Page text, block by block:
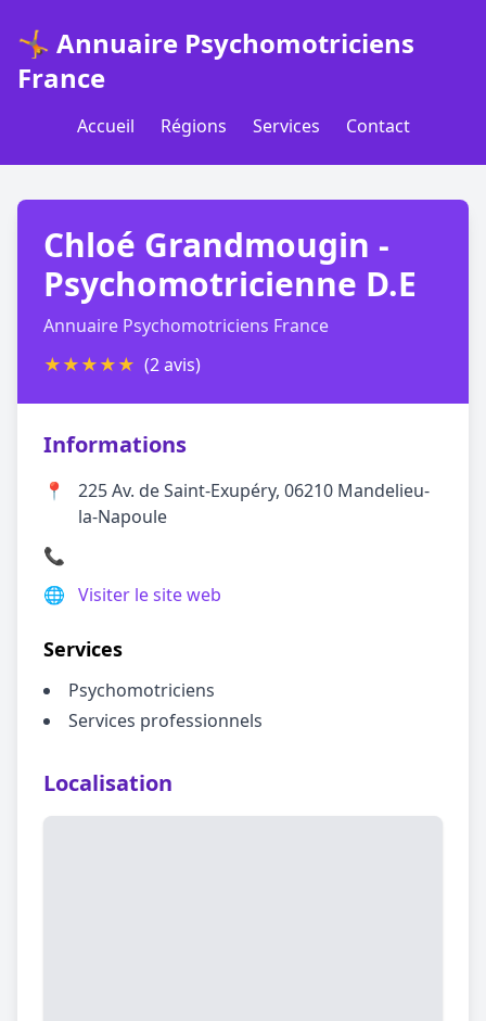
🤸 Annuaire Psychomotriciens
France
Accueil Régions Services Contact
Chloé Grandmougin -
Psychomotricienne D.E
Annuaire Psychomotriciens France
★★★★★ (2 avis)
Informations
📍
225 Av. de Saint-Exupéry, 06210 Mandelieu-
la-Napoule
📞
🌐 Visiter le site web
Services
Psychomotriciens
Services professionnels
Localisation